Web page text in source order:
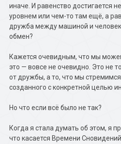
иначе. И равенство достигается
уровнем или чем-то там ещё, а
дружба между машиной и
обмен?
Кажется очевидным, что мы
это — вовсе не очевидно. Это не
от дружбы, а то, что мы стремимся
созданного с конкретной целью
Но что если всё было не так?
Когда я стала думать об этом, я
что касается Времени